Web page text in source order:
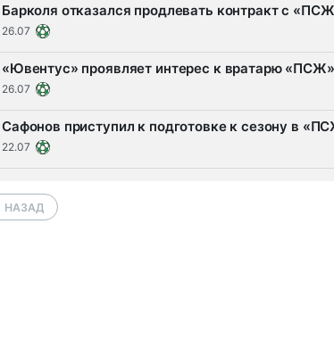
Барколя отказался продлевать контракт с
26.07
«Ювентус» проявляет интерес к вратарю
26.07
Сафонов приступил к подготовке к сезону в
22.07
НАЗАД